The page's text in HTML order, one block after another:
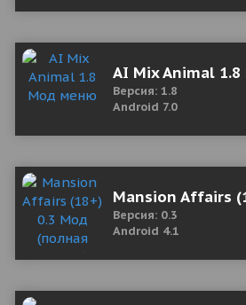
AI Mix Animal
Версия: 1.8
Android 7.0
Mansion Affairs
Версия: 0.3
Android 4.1